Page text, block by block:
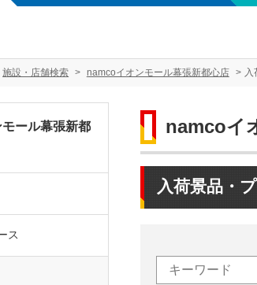
施設・店舗検索 namcoイオンモール幕張新都心店 入
namcoイ
入荷景品・
ール幕張新都
ス